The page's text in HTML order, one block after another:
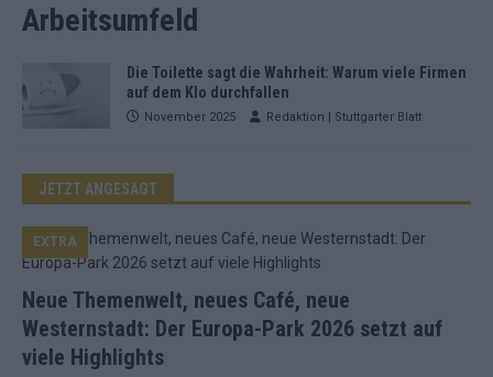
Arbeitsumfeld
Die Toilette sagt die Wahrheit: Warum viele Firmen
auf dem Klo durchfallen
November 2025 Redaktion | Stuttgarter Blatt
JETZT ANGESAGT
Neue Themenwelt, neues Café, neue
Westernstadt: Der Europa-Park 2026 setzt auf
viele Highlights
EXTRA